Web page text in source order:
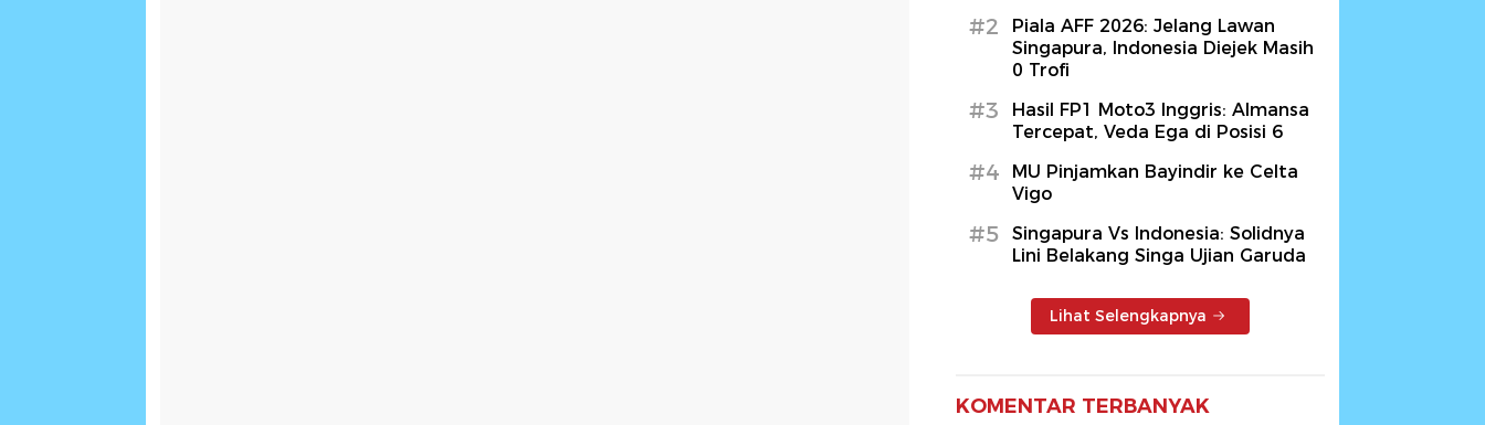
#2
Piala AFF 2026: Jelang Lawan
Singapura, Indonesia Diejek Masih
0 Trofi
#3
Hasil FP1 Moto3 Inggris: Almansa
Tercepat, Veda Ega di Posisi 6
#4
MU Pinjamkan Bayindir ke Celta
Vigo
#5
Singapura Vs Indonesia: Solidnya
Lini Belakang Singa Ujian Garuda
Lihat Selengkapnya
KOMENTAR TERBANYAK